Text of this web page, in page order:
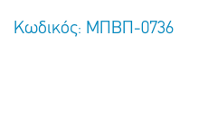
Κωδικός: ΜΠΒΠ-0736